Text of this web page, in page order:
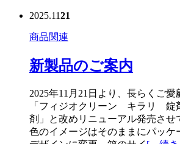
2025.1121
商品関連
新製品のご案内
2025年11月21日より、長らくご愛
「フィジオクリーン キラリ 錠
剤」と改めリニューアル発売させ
色のイメージはそのままにパッケ